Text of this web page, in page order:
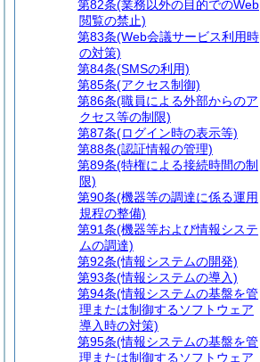
第82条(業務以外の目的でのWeb
閲覧の禁止)
第83条(Web会議サービス利用時
の対策)
第84条(SMSの利用)
第85条(アクセス制御)
第86条(職員による外部からのア
クセス等の制限)
第87条(ログイン時の表示等)
第88条(認証情報の管理)
第89条(特権による接続時間の制
限)
第90条(機器等の調達に係る運用
規程の整備)
第91条(機器等および情報システ
ムの調達)
第92条(情報システムの開発)
第93条(情報システムの導入)
第94条(情報システムの基盤を管
理または制御するソフトウェア
導入時の対策)
第95条(情報システムの基盤を管
理または制御するソフトウェア